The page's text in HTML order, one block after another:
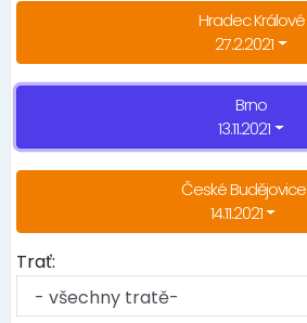
Hradec Králové
27.2.2021
Brno
13.11.2021
České Budějovice
14.11.2021
Trať: